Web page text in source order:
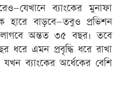
ব্যাংকের মুনাফা
হারে বাড়বে—তবুও প্রভিশন
অন্তত ৩৫ বছর। তবে
ধরে এমন প্রবৃদ্ধি ধরে রাখা
ব্যাংকের অর্ধেকের বেশি